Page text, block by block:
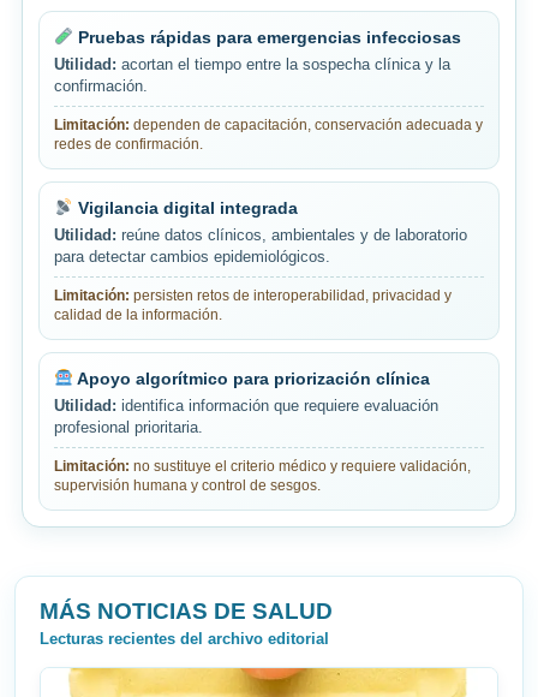
Pruebas rápidas para emergencias infecciosas
Utilidad: acortan el tiempo entre la sospecha clínica y la
confirmación.
Limitación: dependen de capacitación, conservación adecuada y
redes de confirmación.
Vigilancia digital integrada
Utilidad: reúne datos clínicos, ambientales y de laboratorio
para detectar cambios epidemiológicos.
Limitación: persisten retos de interoperabilidad, privacidad y
calidad de la información.
Apoyo algorítmico para priorización clínica
Utilidad: identifica información que requiere evaluación
profesional prioritaria.
Limitación: no sustituye el criterio médico y requiere validación,
supervisión humana y control de sesgos.
MÁS NOTICIAS DE SALUD
Lecturas recientes del archivo editorial